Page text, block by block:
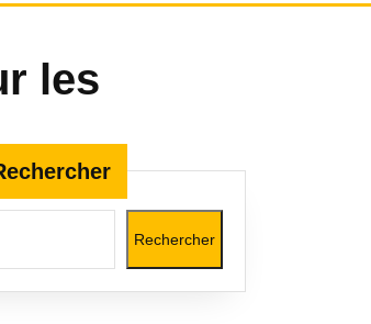
les
Rechercher